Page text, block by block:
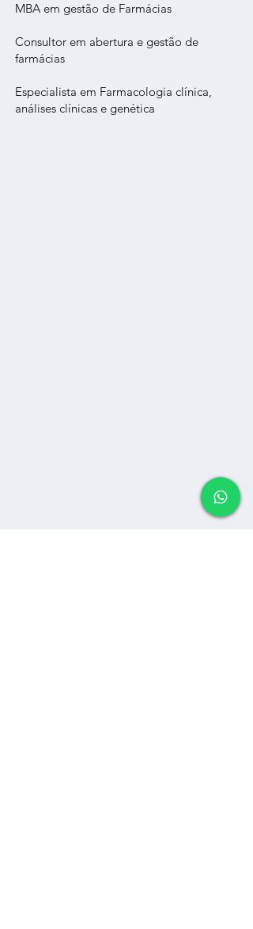
MBA em gestão de Farmácias
Consultor em abertura e gestão de
farmácias
Especialista em Farmacologia clínica,
análises clínicas e genética